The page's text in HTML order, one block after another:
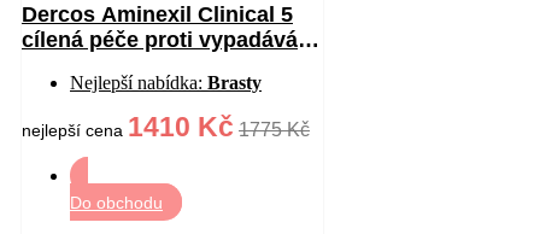
Dercos Aminexil Clinical 5
cílená péče proti vypadávání
Nejlepší nabídka: Brasty
nejlepší cena 1410 Kč 1775 Kč
Do obchodu